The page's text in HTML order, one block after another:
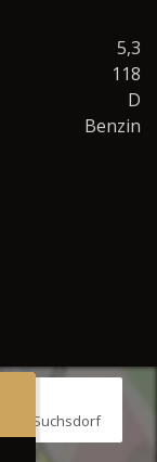
5,3
118
D
Benzin
Kiel-Suchsdorf